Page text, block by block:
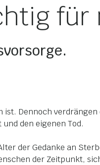
für
ist. Dennoch verdrängen
den eigenen Tod.
der Gedanke an
der Zeitpunkt,